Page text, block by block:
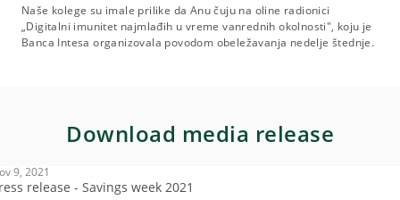
Naše kolege su imale prilike da Anu čuju na oline radionici
„Digitalni imunitet najmlađih u vreme vanrednih okolnosti", koju je
Banca Intesa organizovala povodom obeležavanja nedelje štednje.
Download media release
9, 2021
release - Savings week 2021